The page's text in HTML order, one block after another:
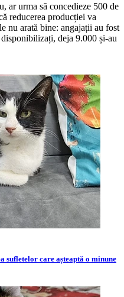
ar urma să concedieze 500 de
reducerea producției va
nu arată bine: angajații au fost
deja 9.000 și-au
sufletelor care așteaptă o minune